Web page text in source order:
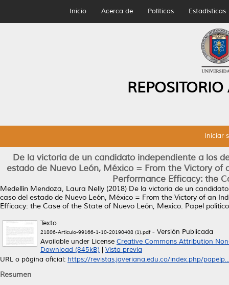
Inicio Acerca de Políticas Estadísticas
Iniciar
De la victoria de un candidato independiente a los
estado de Nuevo León, México = From the Victory of
Performance Efficacy: the
Medellín Mendoza, Laura Nelly (2018) De la victoria de un
caso del estado de Nuevo León, México = From the Victory of an
Efficacy: the Case of the State of Nuevo León, Mexico. Papel
Texto
21806-Artículo-99166-1-10-20190408 (1).pdf- Versión Publicada
Available under License Creative Commons Attribution
Download (845kB)
Vista previa
URL o página oficial: https://revistas.javeriana.edu.co/index.php/papelp...
Resumen